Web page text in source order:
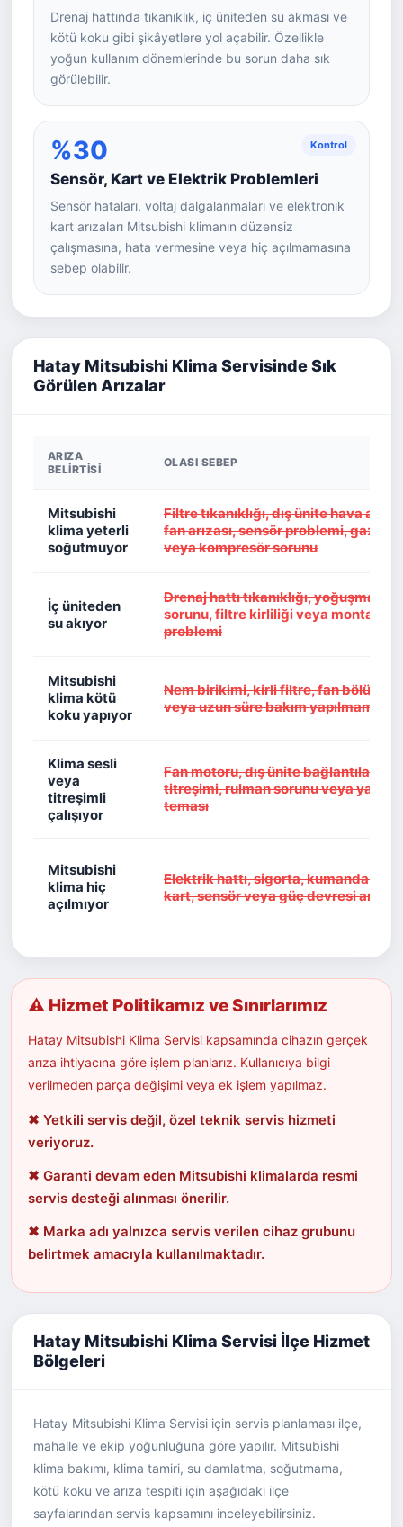
Drenaj hattında tıkanıklık, iç üniteden su akması ve
kötü koku gibi şikâyetlere yol açabilir. Özellikle
yoğun kullanım dönemlerinde bu sorun daha sık
görülebilir.
Kontrol
%30
Sensör, Kart ve Elektrik Problemleri
Sensör hataları, voltaj dalgalanmaları ve elektronik
kart arızaları Mitsubishi klimanın düzensiz
çalışmasına, hata vermesine veya hiç açılmamasına
sebep olabilir.
Hatay Mitsubishi Klima Servisinde Sık
Görülen Arızalar
ARIZA
BELIRTISI
OLASI SEBEP
Mitsubishi
klima yeterli
soğutmuyor
Filtre tıkanıklığı, dış ünite hava
fan arızası, sensör problemi, gaz
veya kompresör sorunu
İç üniteden
su akıyor
Drenaj hattı tıkanıklığı, yoğuşma
sorunu, filtre kirliliği veya montaj
problemi
Mitsubishi
klima kötü
koku yapıyor
Nem birikimi, kirli filtre, fan bölümü
veya uzun süre bakım yapılmaması
Klima sesli
veya
titreşimli
çalışıyor
Fan motoru, dış ünite bağlantıları,
titreşimi, rulman sorunu veya
teması
Mitsubishi
klima hiç
açılmıyor
Elektrik hattı, sigorta, kumanda,
kart, sensör veya güç devresi arızası
⚠ Hizmet Politikamız ve Sınırlarımız
Hatay Mitsubishi Klima Servisi kapsamında cihazın gerçek
arıza ihtiyacına göre işlem planlarız. Kullanıcıya bilgi
verilmeden parça değişimi veya ek işlem yapılmaz.
✖ Yetkili servis değil, özel teknik servis hizmeti
veriyoruz.
✖ Garanti devam eden Mitsubishi klimalarda resmi
servis desteği alınması önerilir.
✖ Marka adı yalnızca servis verilen cihaz grubunu
belirtmek amacıyla kullanılmaktadır.
Hatay Mitsubishi Klima Servisi İlçe Hizmet
Bölgeleri
Hatay Mitsubishi Klima Servisi için servis planlaması ilçe,
mahalle ve ekip yoğunluğuna göre yapılır. Mitsubishi
klima bakımı, klima tamiri, su damlatma, soğutmama,
kötü koku ve arıza tespiti için aşağıdaki ilçe
sayfalarından servis kapsamını inceleyebilirsiniz.